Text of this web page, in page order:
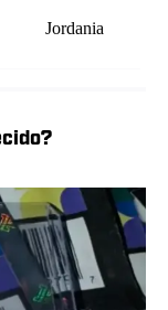
Jordania